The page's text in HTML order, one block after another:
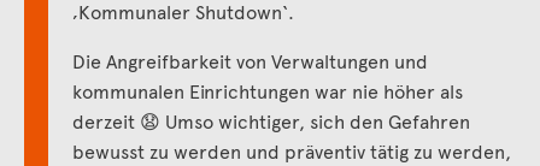
‚Kommunaler Shutdown‘.
Die Angreifbarkeit von Verwaltungen und
kommunalen Einrichtungen war nie höher als
derzeit 😧 Umso wichtiger, sich den Gefahren
bewusst zu werden und präventiv tätig zu werden,